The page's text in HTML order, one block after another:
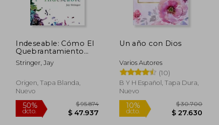
50% 50%
Indeseable: Cómo El
Quebrantamiento
Sexual Nos Revela El
Camino Hacia La
Unwanted: How
Sexual Brokenness
Healing
Stringer, Jay
Origen, Tapa Blanda,
Nuevo
Un año con Dios
Varios Autores
(10)
B Y H Español, Tapa Dura,
Nuevo